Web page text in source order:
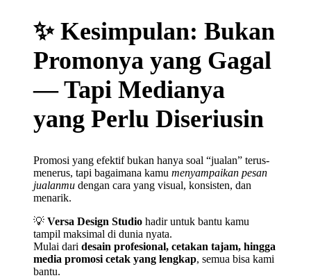
✨ Kesimpulan: Bukan
Promonya yang Gagal
— Tapi Medianya
yang Perlu Diseriusin
Promosi yang efektif bukan hanya soal “jualan” terus-
menerus, tapi bagaimana kamu menyampaikan pesan
jualanmu dengan cara yang visual, konsisten, dan
menarik.
💡 Versa Design Studio hadir untuk bantu kamu
tampil maksimal di dunia nyata.
Mulai dari desain profesional, cetakan tajam, hingga
media promosi cetak yang lengkap, semua bisa kami
bantu.